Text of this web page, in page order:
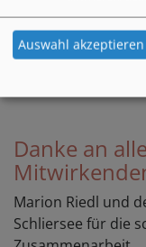
Foto: Judith Weber
Danke an
Marion Riedl und
Schliersee für die
Auswahl akzeptieren